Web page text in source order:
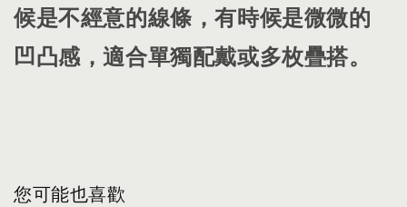
候是不經意的線條，有時候是微微的
凹凸感，適合單獨配戴或多枚疊搭。
您可能也喜歡